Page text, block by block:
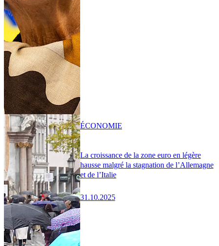
La croissance de la zone euro en légère
hausse malgré la stagnation de l’Allemagne
et de l’Italie
31.10.2025
ÉCONOMIE